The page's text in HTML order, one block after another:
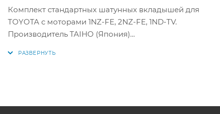
Комплект стандартных шатунных вкладышей для
TOYOTA с моторами 1NZ-FE, 2NZ-FE, 1ND-TV.
Производитель TAIHO (Япония)
13041-21020-01, 13041-21021-03, 13041-21020-02, 13041-